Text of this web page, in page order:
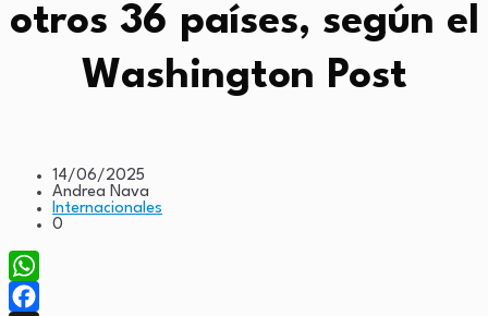
otros 36 países, según el
Washington Post
14/06/2025
Andrea Nava
Internacionales
0
WhatsApp